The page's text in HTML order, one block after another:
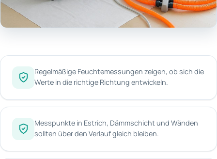
Regelmäßige Feuchtemessungen zeigen, ob sich die
Werte in die richtige Richtung entwickeln.
Messpunkte in Estrich, Dämmschicht und Wänden
sollten über den Verlauf gleich bleiben.